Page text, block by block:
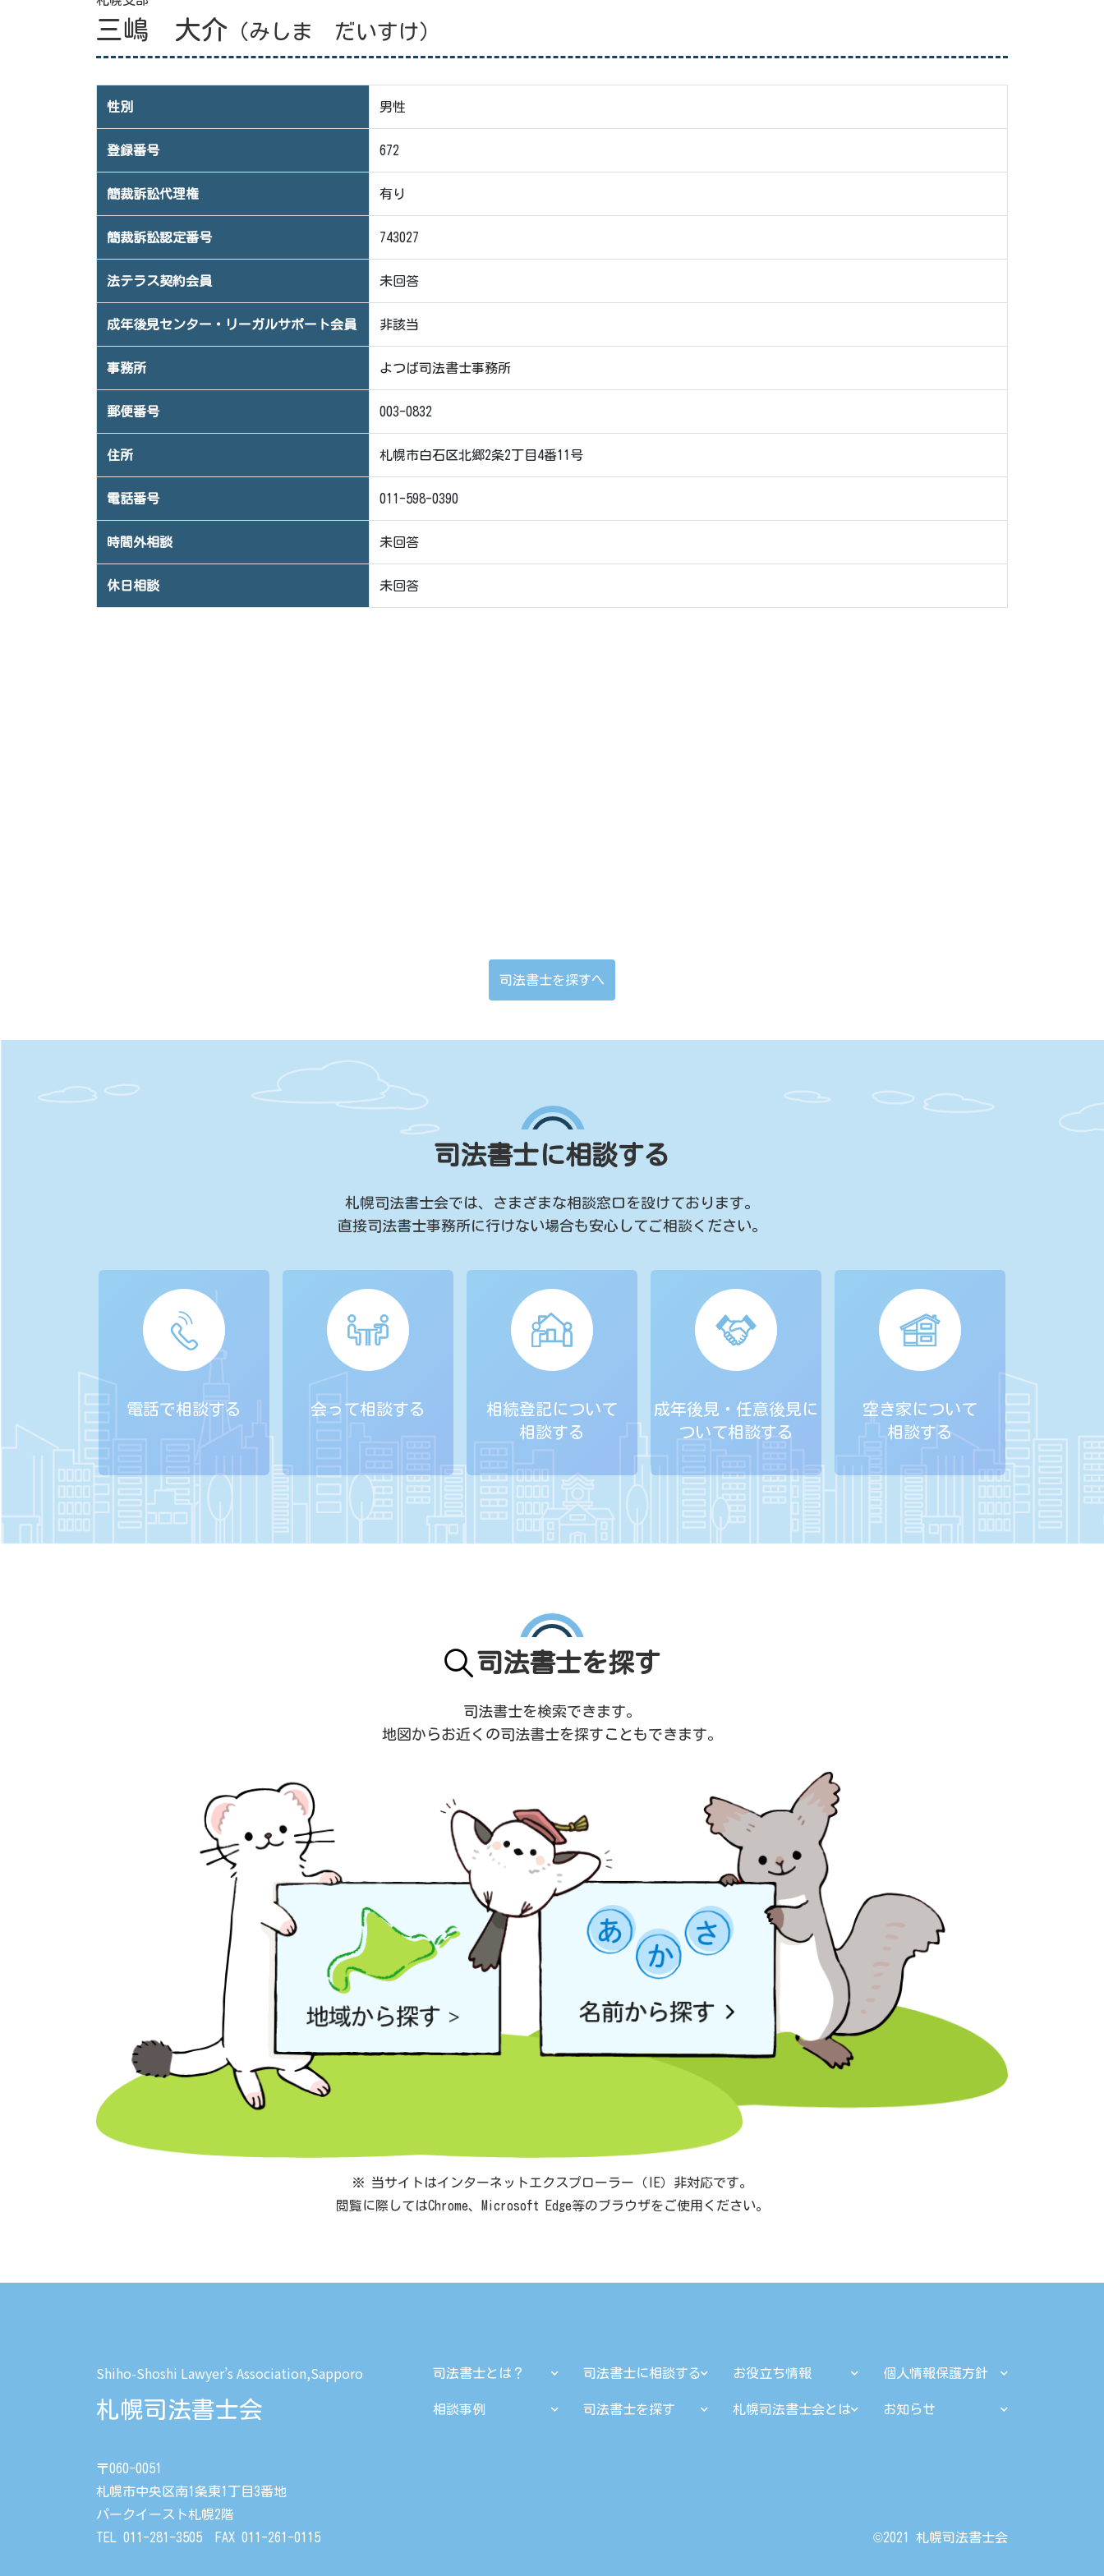
三嶋 大介 （みしま だいすけ）
性別 男性
登録番号 672
簡裁訴訟代理権 有り
簡裁訴訟認定番号 743027
法テラス契約会員 未回答
成年後見センター・リーガルサポート会員 非該当
事務所 よつば司法書士事務所
郵便番号 003-0832
住所 札幌市白石区北郷2条2丁目4番11号
電話番号 011-598-0390
時間外相談 未回答
休日相談 未回答
司法書士を探すへ
司法書士に相談する
札幌司法書士会では、
さまざまな相談窓口を設けております。
直接司法書士事務所に行けない場合も安心してご相談ください。
電話で相談する 会って相談する
相続登記について
相談する
成年後見・任意後見に
ついて相談する
空き家について
相談する
司法書士を探す
司法書士を検索できます。
地図からお近くの司法書士を探すこともできます。
※ 当サイトはインターネットエクスプローラー（IE）非対応です。
閲覧に際してはChrome、Microsoft Edge等のブラウザをご使用ください。
Shiho-Shoshi Lawyer’s Association,Sapporo
札幌司法書士会
〒060-0051
札幌市中央区南1条東1丁目3番地
パークイースト札幌2階
TEL 011-281-3505 FAX 011-261-0115
司法書士とは？ 司法書士に相談する お役立ち情報 個人情報保護方針
相談事例 司法書士を探す 札幌司法書士会とは お知らせ
©︎2021 札幌司法書士会